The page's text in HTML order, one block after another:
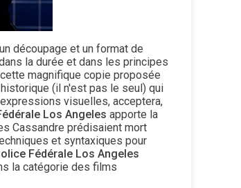
découpage et un format de
la durée et dans les principes
magnifique copie proposée
(il n'est pas le seul) qui
visuelles, acceptera,
Los Angeles apporte la
Cassandre prédisaient mort
et syntaxiques pour
Fédérale Los Angeles
la catégorie des films